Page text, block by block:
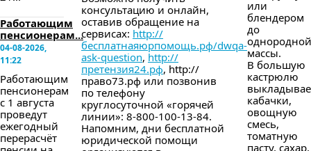
Работающим
пенсионерам...
04-08-2026,
11:22
Работающим
пенсионерам
с 1 августа
проведут
ежегодный
перерасчёт
консультацию и онлайн,
оставив обращение на
сервисах: http://
бесплатнаяюрпомощь.рф/dwqa-
ask-question, http://
претензия24.рф, http://
право73.рф или позвонив
по телефону
круглосуточной «горячей
линии»: 8-800-100-13-84.
Напомним, дни бесплатной
юридической помощи
или
блендером
до
однородной
массы.
В большую
кастрюлю
кабачки,
овощную
смесь,
томатную
пасту, сахар,